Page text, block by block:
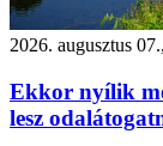
2026. augusztus
Ekkor nyílik
lesz